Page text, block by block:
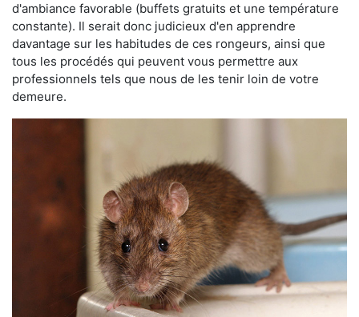
d'ambiance favorable (buffets gratuits et une température
constante). Il serait donc judicieux d'en apprendre
davantage sur les habitudes de ces rongeurs, ainsi que
tous les procédés qui peuvent vous permettre aux
professionnels tels que nous de les tenir loin de votre
demeure.